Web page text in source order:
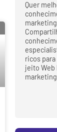
Quer
ricos
jeito Web